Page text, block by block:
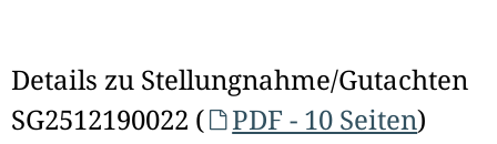
Details zu Stellungnahme/Gutachten
SG2512190022 (
PDF - 10 Seiten)